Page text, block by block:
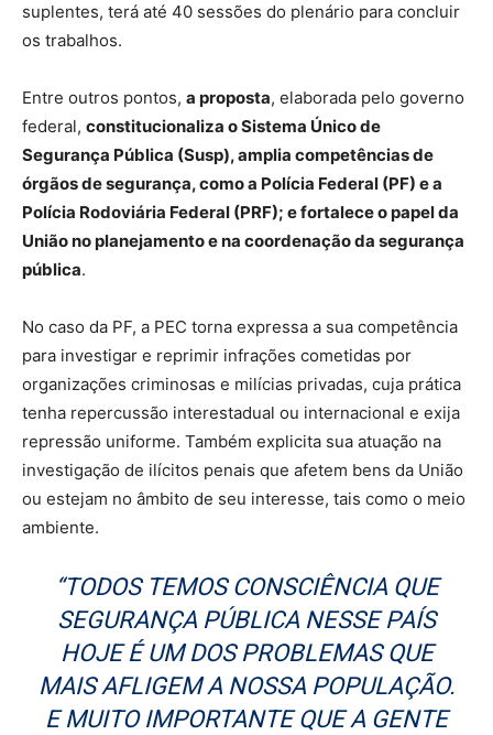
suplentes, terá até 40 sessões do plenário para concluir
os trabalhos.
Entre outros pontos, a proposta, elaborada pelo governo
federal, constitucionaliza o Sistema Único de
Segurança Pública (Susp), amplia competências de
órgãos de segurança, como a Polícia Federal (PF) e a
Polícia Rodoviária Federal (PRF); e fortalece o papel da
União no planejamento e na coordenação da segurança
pública.
No caso da PF, a PEC torna expressa a sua competência
para investigar e reprimir infrações cometidas por
organizações criminosas e milícias privadas, cuja prática
tenha repercussão interestadual ou internacional e exija
repressão uniforme. Também explicita sua atuação na
investigação de ilícitos penais que afetem bens da União
ou estejam no âmbito de seu interesse, tais como o meio
ambiente.
“TODOS TEMOS CONSCIÊNCIA QUE
SEGURANÇA PÚBLICA NESSE PAÍS
HOJE É UM DOS PROBLEMAS QUE
MAIS AFLIGEM A NOSSA POPULAÇÃO.
E MUITO IMPORTANTE QUE A GENTE